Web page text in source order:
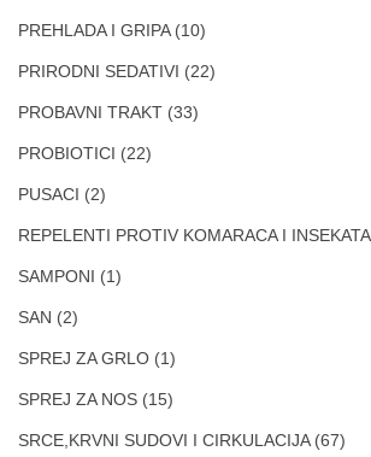
PREHLADA I GRIPA (10)
PRIRODNI SEDATIVI (22)
PROBAVNI TRAKT (33)
PROBIOTICI (22)
PUSACI (2)
REPELENTI PROTIV KOMARACA I INSEKATA
SAMPONI (1)
SAN (2)
SPREJ ZA GRLO (1)
SPREJ ZA NOS (15)
SRCE,KRVNI SUDOVI I CIRKULACIJA (67)